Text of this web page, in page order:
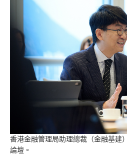
香港金融管理局助理總裁（金融基建
論壇。